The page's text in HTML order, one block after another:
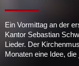
Ein Vormittag an der
Kantor Sebastian
Lieder. Der
Monaten eine Idee,